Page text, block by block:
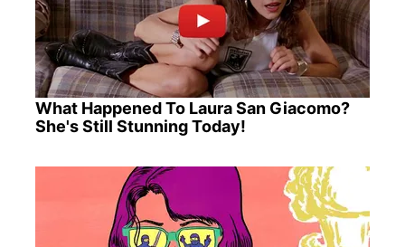
What Happened To Laura San Giacomo?
She's Still Stunning Today!